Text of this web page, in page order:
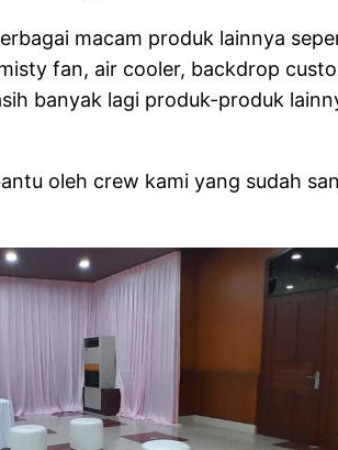
macam produk lainnya
fan, air cooler, backdrop
banyak lagi produk-produk
oleh crew kami yang sudah